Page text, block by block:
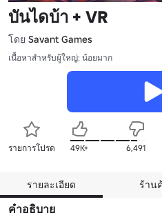
บันไดบ้า + VR
โดย Savant Games
เนื้อหาสำหรับผู้ใหญ่: น้อยมาก
รายการโปรด 49K+ 6,491
รายละเอียด ร้าน
คำอธิบาย